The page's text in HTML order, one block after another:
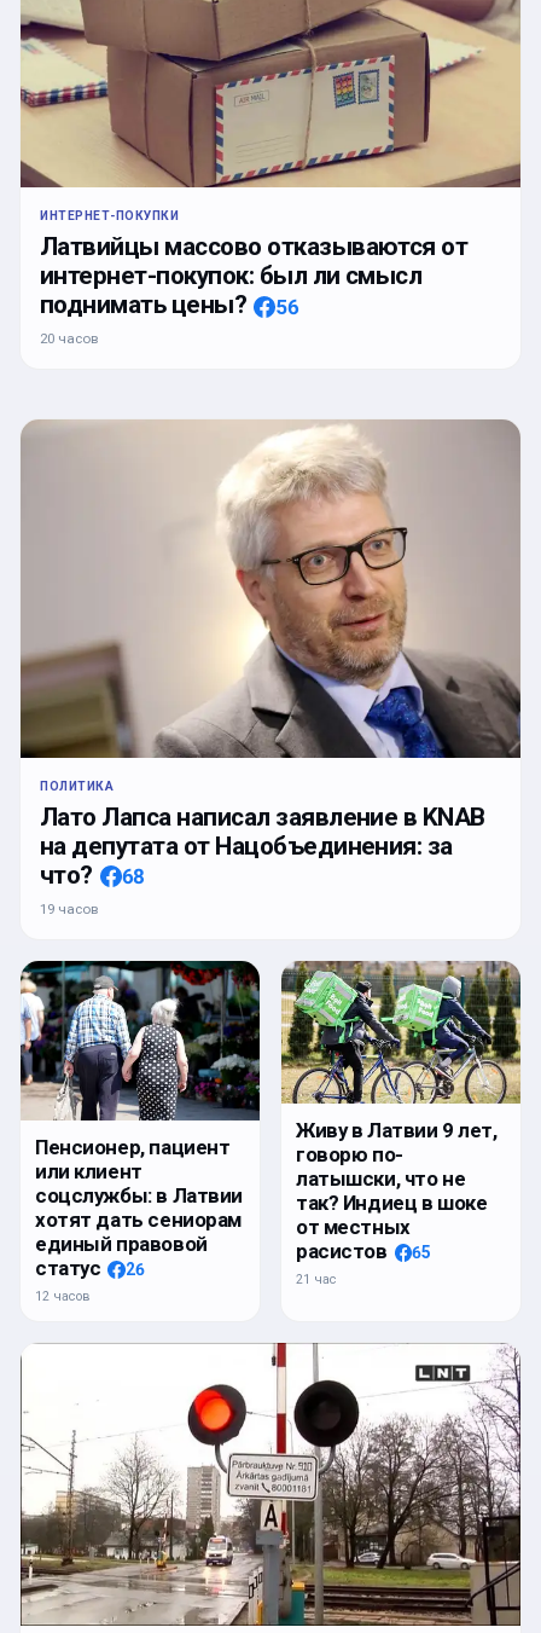
ИНТЕРНЕТ-ПОКУПКИ
Латвийцы массово отказываются от
интернет-покупок: был ли смысл
поднимать цены?
56
20 часов
ПОЛИТИКА
Лато Лапса написал заявление в KNAB
на депутата от Нацобъединения: за
что?
68
19 часов
Пенсионер, пациент
или клиент
соцслужбы: в Латвии
хотят дать сениорам
единый правовой
статус
26
12 часов
Живу в Латвии 9 лет,
говорю по-
латышски, что не
так? Индиец в шоке
от местных
расистов
65
21 час